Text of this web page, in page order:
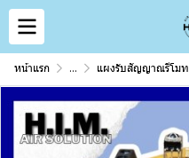
หน้าแรก ... แผงรับสัญญาณรีโมท